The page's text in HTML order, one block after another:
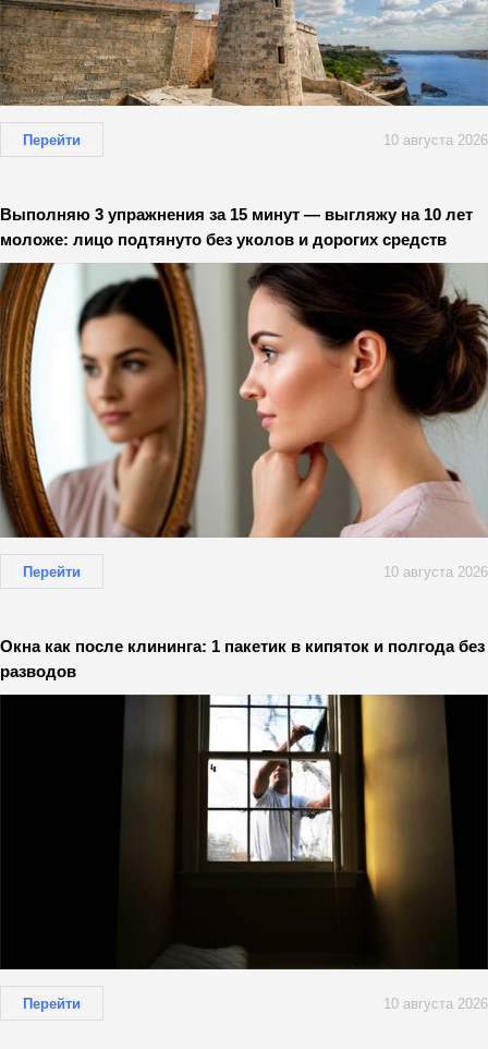
Перейти 10 августа 2026
Выполняю 3 упражнения за 15 минут — выгляжу на 10 лет
моложе: лицо подтянуто без уколов и дорогих средств
Перейти 10 августа 2026
Окна как после клининга: 1 пакетик в кипяток и полгода без
разводов
Перейти 10 августа 2026